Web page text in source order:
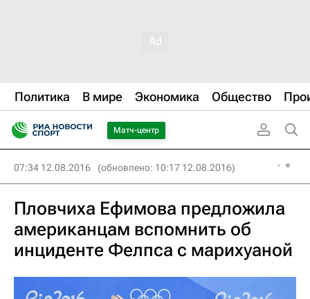
Политика В мире Экономика Общество
Матч-центр
07:34 12.08.2016 (обновлено: 10:17 12.08.2016)
Пловчиха Ефимова предложила
американцам вспомнить об
инциденте Фелпса с марихуаной